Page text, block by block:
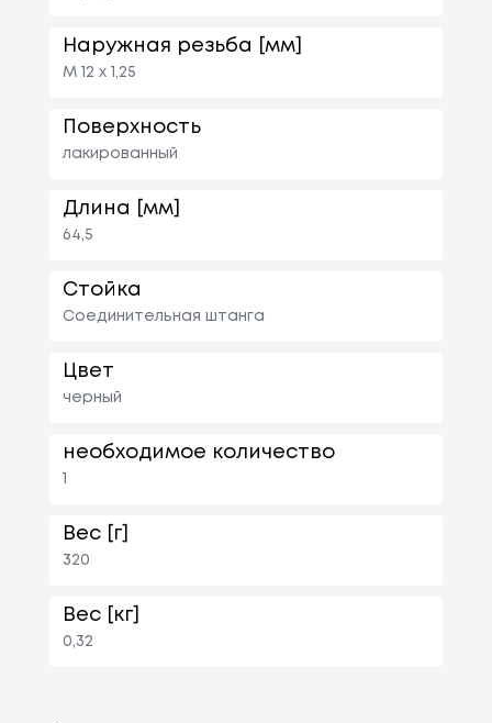
Наружная резьба [мм]
M 12 x 1,25
Поверхность
лакированный
Длина [мм]
64,5
Стойка
Соединительная штанга
Цвет
черный
необходимое количество
Вес [г]
320
Вес [кг]
0,32